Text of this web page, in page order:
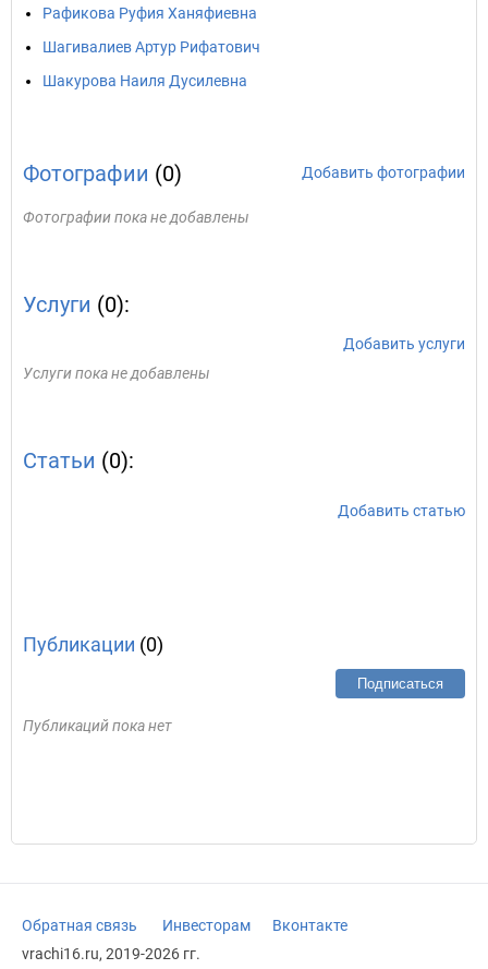
Рафикова Руфия Ханяфиевна
Шагивалиев Артур Рифатович
Шакурова Наиля Дусилевна
Фотографии (0) Добавить фотографии
Фотографии пока не добавлены
Услуги (0):
Добавить услуги
Услуги пока не добавлены
Статьи (0):
Добавить статью
Публикации (0)
Подписаться
Публикаций пока нет
Обратная связь Инвесторам
Вконтакте
vrachi16.ru, 2019-2026 гг.